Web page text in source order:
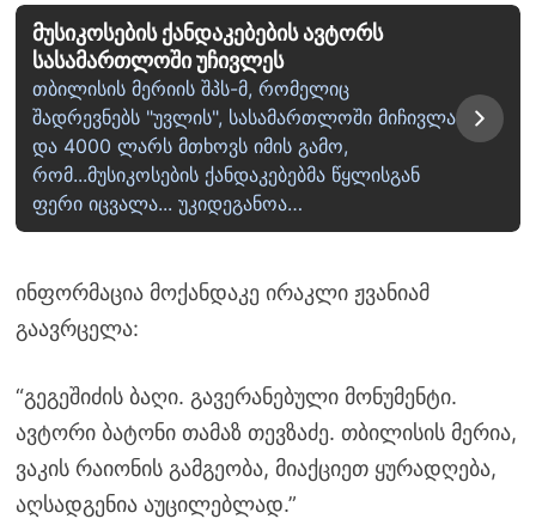
მუსიკოსების ქანდაკებების ავტორს
სასამართლოში უჩივლეს
თბილისის მერიის შპს-მ, რომელიც
შადრევნებს "უვლის", სასამართლოში მიჩივლა
და 4000 ლარს მთხოვს იმის გამო,
რომ...მუსიკოსების ქანდაკებებმა წყლისგან
ფერი იცვალა... უკიდეგანოა…
ინფორმაცია მოქანდაკე ირაკლი ჟვანიამ
გაავრცელა:
“გეგეშიძის ბაღი. გავერანებული მონუმენტი.
ავტორი ბატონი თამაზ თევზაძე. თბილისის მერია,
ვაკის რაიონის გამგეობა, მიაქციეთ ყურადღება,
აღსადგენია აუცილებლად.”